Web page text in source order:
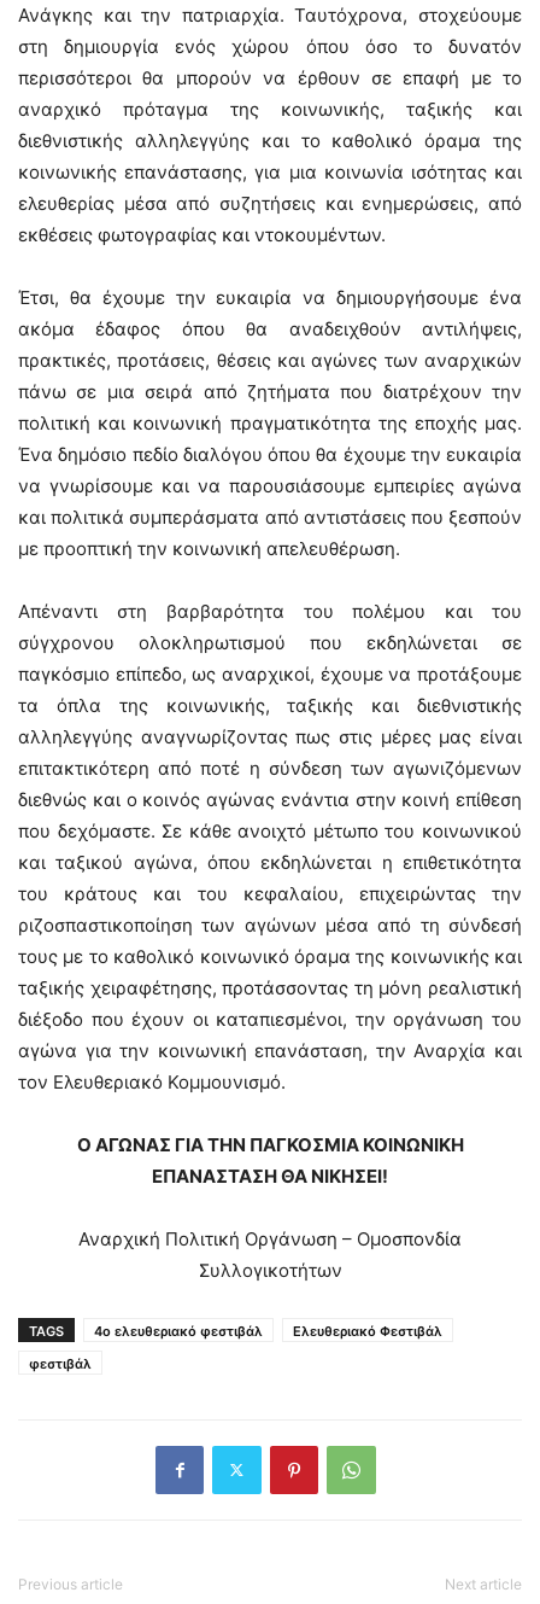
Ανάγκης και την πατριαρχία. Ταυτόχρονα, στοχεύουμε
στη δημιουργία ενός χώρου όπου όσο το δυνατόν
περισσότεροι θα μπορούν να έρθουν σε επαφή με το
αναρχικό πρόταγμα της κοινωνικής, ταξικής και
διεθνιστικής αλληλεγγύης και το καθολικό όραμα της
κοινωνικής επανάστασης, για μια κοινωνία ισότητας και
ελευθερίας μέσα από συζητήσεις και ενημερώσεις, από
εκθέσεις φωτογραφίας και ντοκουμέντων.
Έτσι, θα έχουμε την ευκαιρία να δημιουργήσουμε ένα
ακόμα έδαφος όπου θα αναδειχθούν αντιλήψεις,
πρακτικές, προτάσεις, θέσεις και αγώνες των αναρχικών
πάνω σε μια σειρά από ζητήματα που διατρέχουν την
πολιτική και κοινωνική πραγματικότητα της εποχής μας.
Ένα δημόσιο πεδίο διαλόγου όπου θα έχουμε την ευκαιρία
να γνωρίσουμε και να παρουσιάσουμε εμπειρίες αγώνα
και πολιτικά συμπεράσματα από αντιστάσεις που ξεσπούν
με προοπτική την κοινωνική απελευθέρωση.
Απέναντι στη βαρβαρότητα του πολέμου και του
σύγχρονου ολοκληρωτισμού που εκδηλώνεται σε
παγκόσμιο επίπεδο, ως αναρχικοί, έχουμε να προτάξουμε
τα όπλα της κοινωνικής, ταξικής και διεθνιστικής
αλληλεγγύης αναγνωρίζοντας πως στις μέρες μας είναι
επιτακτικότερη από ποτέ η σύνδεση των αγωνιζόμενων
διεθνώς και ο κοινός αγώνας ενάντια στην κοινή επίθεση
που δεχόμαστε. Σε κάθε ανοιχτό μέτωπο του κοινωνικού
και ταξικού αγώνα, όπου εκδηλώνεται η επιθετικότητα
του κράτους και του κεφαλαίου, επιχειρώντας την
ριζοσπαστικοποίηση των αγώνων μέσα από τη σύνδεσή
τους με το καθολικό κοινωνικό όραμα της κοινωνικής και
ταξικής χειραφέτησης, προτάσσοντας τη μόνη ρεαλιστική
διέξοδο που έχουν οι καταπιεσμένοι, την οργάνωση του
αγώνα για την κοινωνική επανάσταση, την Αναρχία και
τον Ελευθεριακό Κομμουνισμό.
Ο ΑΓΩΝΑΣ ΓΙΑ ΤΗΝ ΠΑΓΚΟΣΜΙΑ ΚΟΙΝΩΝΙΚΗ
ΕΠΑΝΑΣΤΑΣΗ ΘΑ ΝΙΚΗΣΕΙ!
Αναρχική Πολιτική Οργάνωση – Ομοσπονδία
Συλλογικοτήτων
TAGS 4ο ελευθεριακό φεστιβάλ
Ελευθεριακό Φεστιβάλ
φεστιβάλ
Previous article Next article